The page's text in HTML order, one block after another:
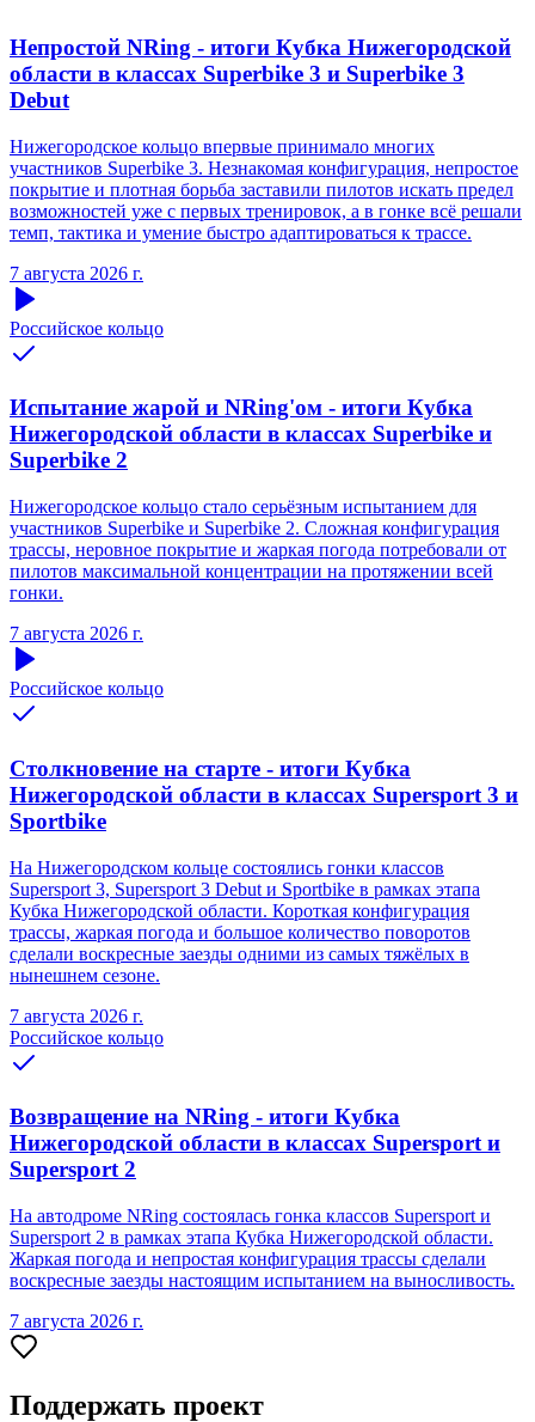
Непростой NRing - итоги Кубка Нижегородской
области в классах Superbike 3 и Superbike 3
Debut
Нижегородское кольцо впервые принимало многих
участников Superbike 3. Незнакомая конфигурация, непростое
покрытие и плотная борьба заставили пилотов искать предел
возможностей уже с первых тренировок, а в гонке всё решали
темп, тактика и умение быстро адаптироваться к трассе.
7 августа 2026 г.
Российское кольцо
Испытание жарой и NRing'ом - итоги Кубка
Нижегородской области в классах Superbike и
Superbike 2
Нижегородское кольцо стало серьёзным испытанием для
участников Superbike и Superbike 2. Сложная конфигурация
трассы, неровное покрытие и жаркая погода потребовали от
пилотов максимальной концентрации на протяжении всей
гонки.
7 августа 2026 г.
Российское кольцо
Столкновение на старте - итоги Кубка
Нижегородской области в классах Supersport 3 и
Sportbike
На Нижегородском кольце состоялись гонки классов
Supersport 3, Supersport 3 Debut и Sportbike в рамках этапа
Кубка Нижегородской области. Короткая конфигурация
трассы, жаркая погода и большое количество поворотов
сделали воскресные заезды одними из самых тяжёлых в
нынешнем сезоне.
7 августа 2026 г.
Российское кольцо
Возвращение на NRing - итоги Кубка
Нижегородской области в классах Supersport и
Supersport 2
На автодроме NRing состоялась гонка классов Supersport и
Supersport 2 в рамках этапа Кубка Нижегородской области.
Жаркая погода и непростая конфигурация трассы сделали
воскресные заезды настоящим испытанием на выносливость.
7 августа 2026 г.
Поддержать проект